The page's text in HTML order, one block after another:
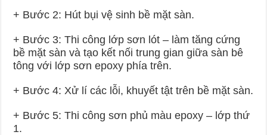
+ Bước 2: Hút bụi vệ sinh bề mặt sàn.
+ Bước 3: Thi công lớp sơn lót – làm tăng cứng
bề mặt sàn và tạo kết nối trung gian giữa sàn bê
tông với lớp sơn epoxy phía trên.
+ Bước 4: Xử lí các lỗi, khuyết tật trên bề mặt sàn.
+ Bước 5: Thi công sơn phủ màu epoxy – lớp thứ
1.